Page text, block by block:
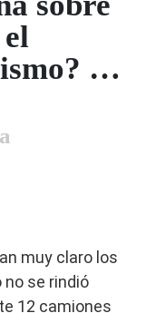
…
muy claro los
se rindió
12 camiones